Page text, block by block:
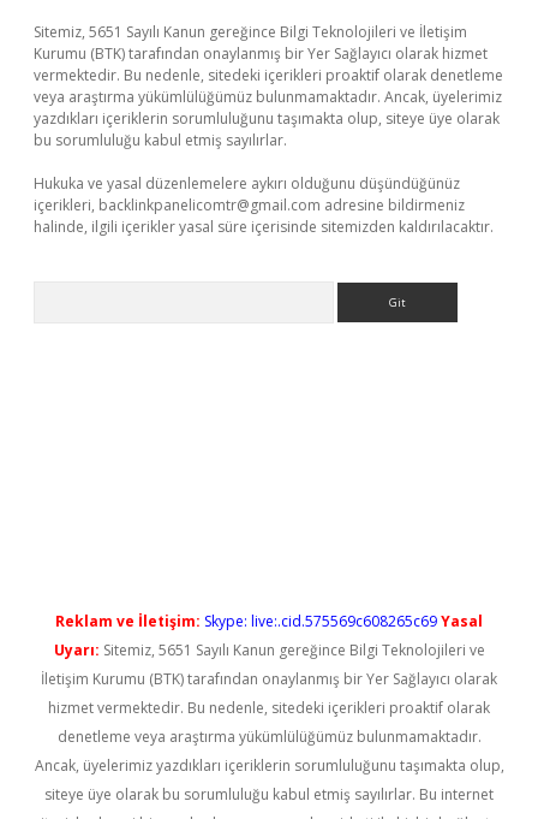
Sitemiz, 5651 Sayılı Kanun gereğince Bilgi Teknolojileri ve İletişim
Kurumu (BTK) tarafından onaylanmış bir Yer Sağlayıcı olarak hizmet
vermektedir. Bu nedenle, sitedeki içerikleri proaktif olarak denetleme
veya araştırma yükümlülüğümüz bulunmamaktadır. Ancak, üyelerimiz
yazdıkları içeriklerin sorumluluğunu taşımakta olup, siteye üye olarak
bu sorumluluğu kabul etmiş sayılırlar.
Hukuka ve yasal düzenlemelere aykırı olduğunu düşündüğünüz
içerikleri, backlinkpanelicomtr@gmail.com adresine bildirmeniz
halinde, ilgili içerikler yasal süre içerisinde sitemizden kaldırılacaktır.
Reklam ve İletişim: Skype: live:.cid.575569c608265c69Yasal
Uyarı: Sitemiz, 5651 Sayılı Kanun gereğince Bilgi Teknolojileri ve
İletişim Kurumu (BTK) tarafından onaylanmış bir Yer Sağlayıcı olarak
hizmet vermektedir. Bu nedenle, sitedeki içerikleri proaktif olarak
denetleme veya araştırma yükümlülüğümüz bulunmamaktadır.
Ancak, üyelerimiz yazdıkları içeriklerin sorumluluğunu taşımakta olup,
siteye üye olarak bu sorumluluğu kabul etmiş sayılırlar. Bu internet